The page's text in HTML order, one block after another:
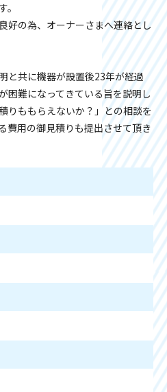
好の為、オーナーさまへ連絡とし
と共に機器が設置後23年が経過
困難になってきている旨を説明し
りももらえないか？」との相談を
費用の御見積りも提出させて頂き